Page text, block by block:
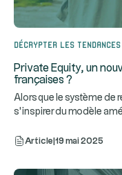
Décrypter les tendances
Private Equity, un
françaises ?
Alors que le système de
s’inspirer du modèle
Article 19 mai 2025